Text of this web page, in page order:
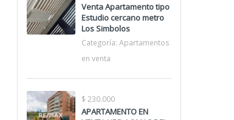
Venta Apartamento tipo
Estudio cercano metro
Los Simbolos
Categoría: Apartamentos
en venta
$ 230.000
APARTAMENTO EN